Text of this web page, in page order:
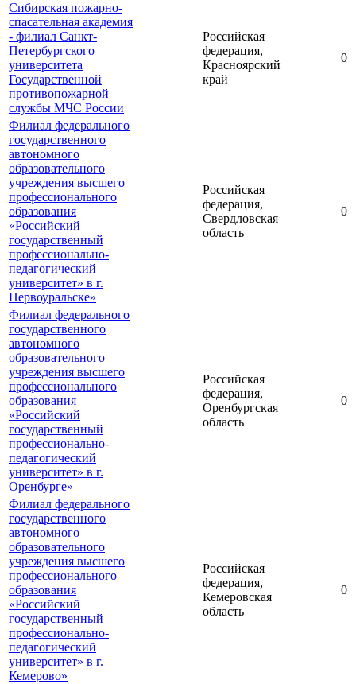
Сибирская пожарно-
спасательная академия
- филиал Санкт-
Петербургского
университета
Государственной
противопожарной
службы МЧС России
Российская
федерация,
Красноярский
край
0
Филиал федерального
государственного
автономного
образовательного
учреждения высшего
профессионального
образования
«Российский
государственный
профессионально-
педагогический
университет» в г.
Первоуральске»
Российская
федерация,
Свердловская
область
0
Филиал федерального
государственного
автономного
образовательного
учреждения высшего
профессионального
образования
«Российский
государственный
профессионально-
педагогический
университет» в г.
Оренбурге»
Российская
федерация,
Оренбургская
область
0
Филиал федерального
государственного
автономного
образовательного
учреждения высшего
профессионального
образования
«Российский
государственный
профессионально-
педагогический
университет» в г.
Кемерово»
Российская
федерация,
Кемеровская
область
0